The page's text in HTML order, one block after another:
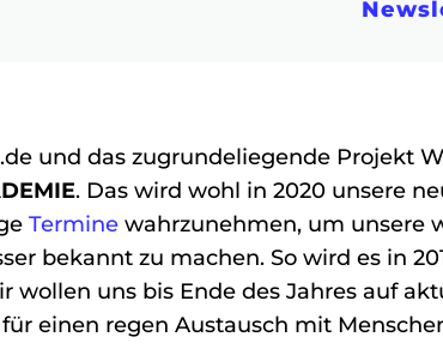
.de und das zugrundeliegende Projekt
. Das wird wohl in 2020 unsere
Termine wahrzunehmen, um unsere
bekannt zu machen. So wird es in
wollen uns bis Ende des Jahres auf
einen regen Austausch mit